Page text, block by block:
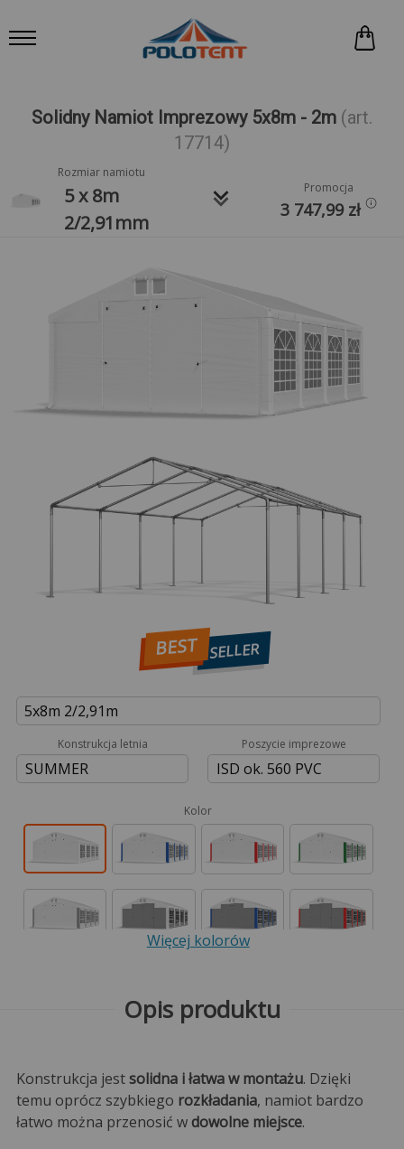
Solidny Namiot Imprezowy 5x8m - 2m (art.
17714)
Rozmiar namiotu
5 x 8m
2/2,91mm
keyboard_arrow_down Promocja
3 747,99 zł
BEST SELLER
5x8m 2/2,91m
Konstrukcja letnia
SUMMER
Poszycie imprezowe
ISD ok. 560 PVC
Kolor
Więcej kolorów
Opis produktu
Konstrukcja jestsolidna i łatwa w montażu. Dzięki
temu oprócz szybkiego rozkładania, namiot bardzo
łatwo można przenosić wdowolne miejsce.